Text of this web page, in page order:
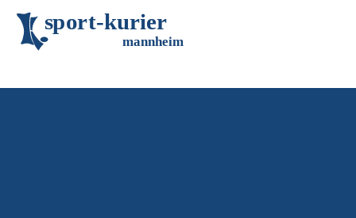
sport-kurier
mannheim